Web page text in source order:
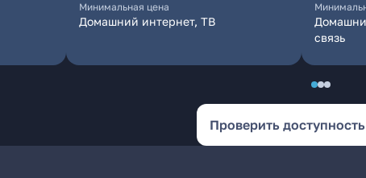
Минимальная цена
Домашний интернет, ТВ
связь
Проверить